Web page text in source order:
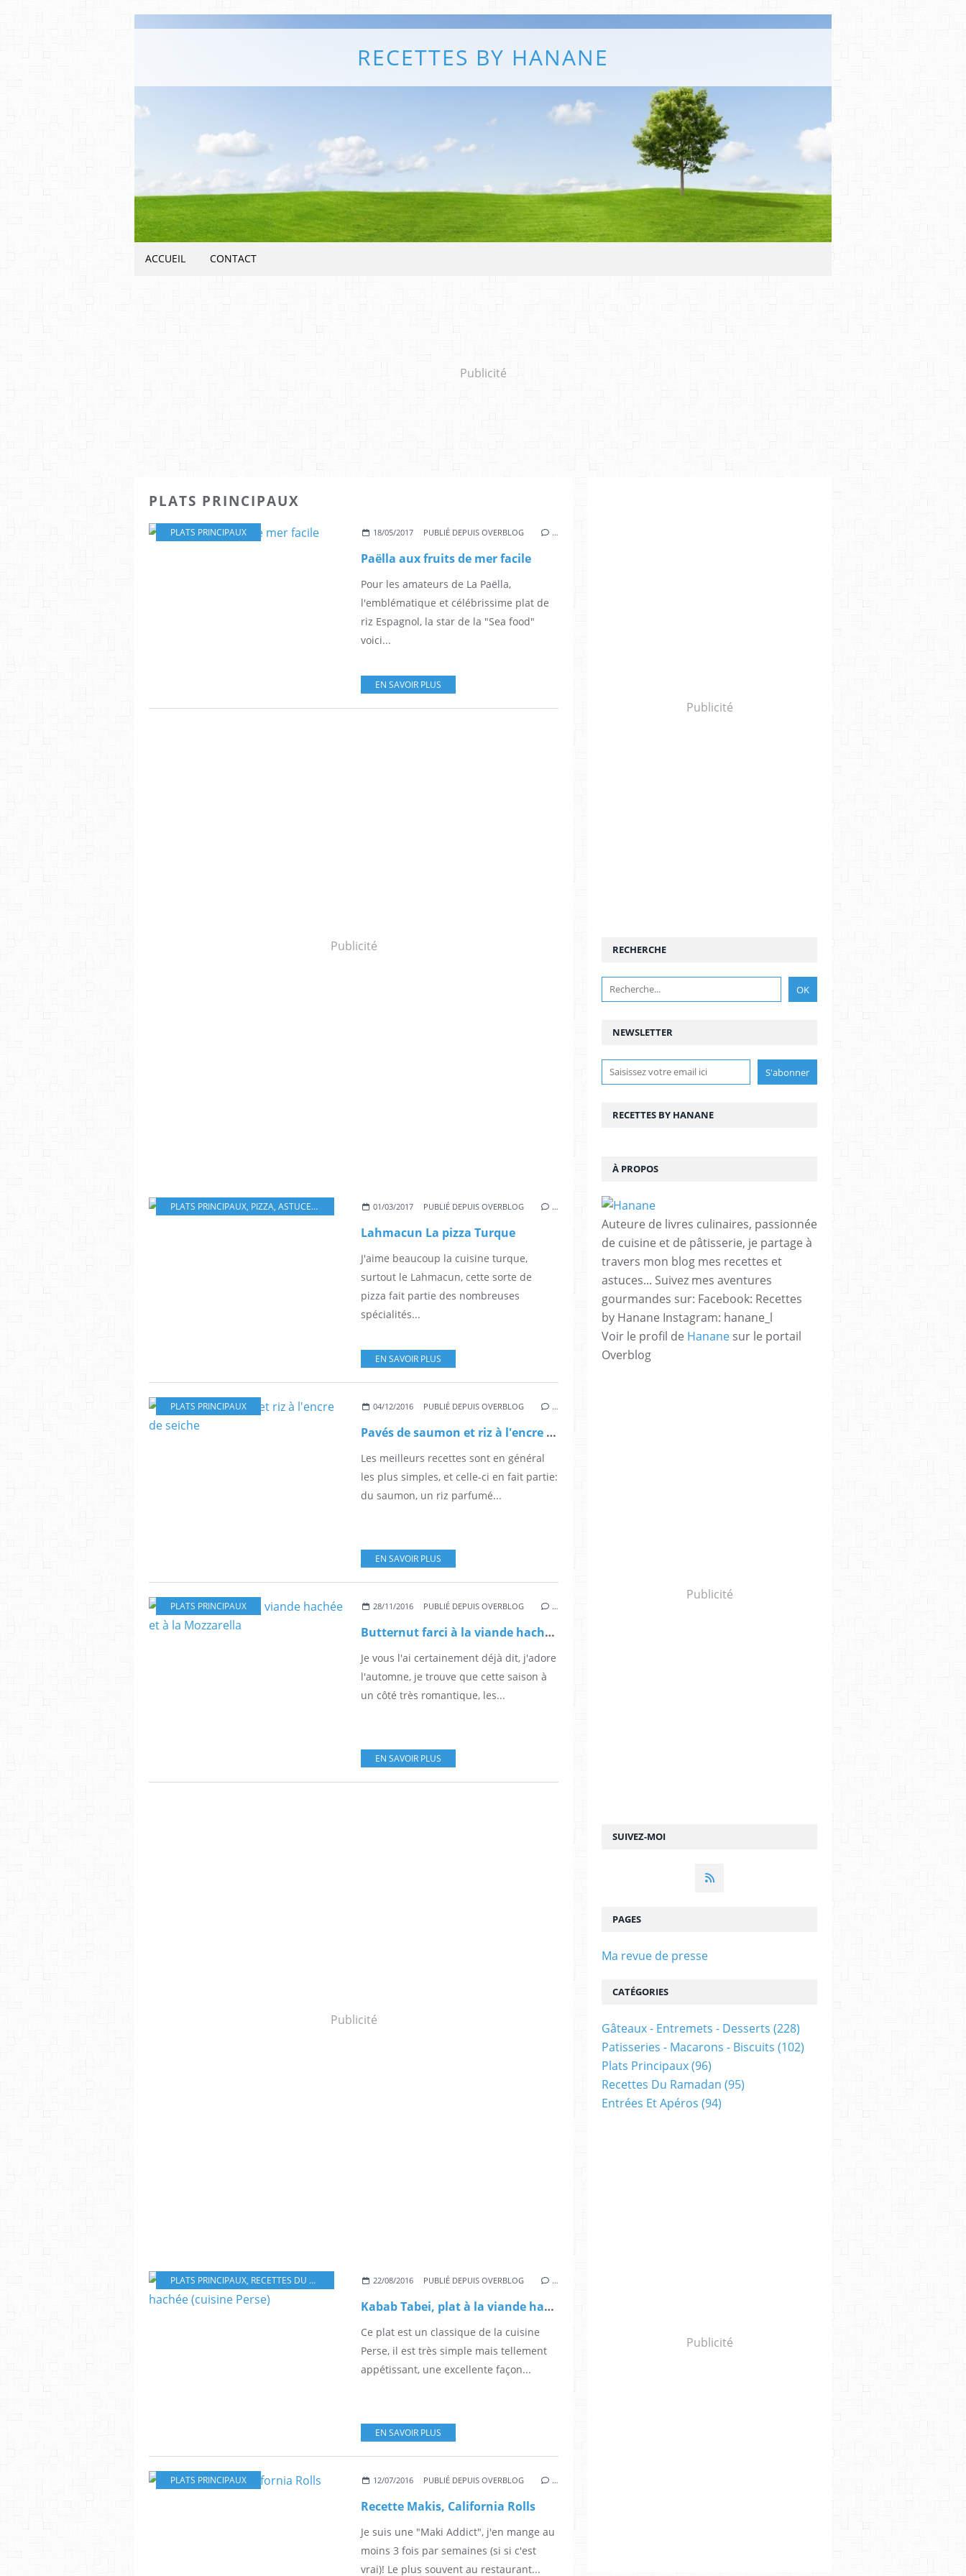
RECETTES BY HANANE
ACCUEIL CONTACT
Publicité
PLATS PRINCIPAUX
PLATS PRINCIPAUX 18/05/2017 PUBLIÉ DEPUIS OVERBLOG …
Paëlla aux fruits de mer facile
Pour les amateurs de La Paëlla,
l'emblématique et célébrissime plat de
riz Espagnol, la star de la "Sea food"
voici...
EN SAVOIR PLUS
Publicité
PLATS PRINCIPAUX, PIZZA, ASTUCES BEAUTÉ RECETTES DU RAMADAN
01/03/2017 PUBLIÉ DEPUIS OVERBLOG …
Lahmacun La pizza Turque
J'aime beaucoup la cuisine turque,
surtout le Lahmacun, cette sorte de
pizza fait partie des nombreuses
spécialités...
EN SAVOIR PLUS
PLATS PRINCIPAUX 04/12/2016 PUBLIÉ DEPUIS OVERBLOG …
Pavés de saumon et riz à l'encre de seiche
Les meilleurs recettes sont en général
les plus simples, et celle-ci en fait partie:
du saumon, un riz parfumé...
EN SAVOIR PLUS
PLATS PRINCIPAUX 28/11/2016 PUBLIÉ DEPUIS OVERBLOG …
Butternut farci à la viande hachée et à la Mozzarella
Je vous l'ai certainement déjà dit, j'adore
l'automne, je trouve que cette saison à
un côté très romantique, les...
EN SAVOIR PLUS
Publicité
PLATS PRINCIPAUX, RECETTES DU RAMADAN 22/08/2016 PUBLIÉ DEPUIS OVERBLOG …
Kabab Tabei, plat à la viande hachée (cuisine Perse)
Ce plat est un classique de la cuisine
Perse, il est très simple mais tellement
appétissant, une excellente façon...
EN SAVOIR PLUS
PLATS PRINCIPAUX 12/07/2016 PUBLIÉ DEPUIS OVERBLOG …
Recette Makis, California Rolls
Je suis une "Maki Addict", j'en mange au
moins 3 fois par semaines (si si c'est
vrai)! Le plus souvent au restaurant...
Publicité
NEWSLETTER
SUIVEZ-MOI
RECHERCHE
RECETTES BY HANANE
À PROPOS
Auteure de livres culinaires, passionnée
de cuisine et de pâtisserie, je partage à
travers mon blog mes recettes et
astuces... Suivez mes aventures
gourmandes sur: Facebook: Recettes
by Hanane Instagram: hanane_l
Voir le profil de Hanane sur le portail
Overblog
Publicité
PAGES
Ma revue de presse
CATÉGORIES
Gâteaux - Entremets - Desserts (228)
Patisseries - Macarons - Biscuits (102)
Plats Principaux(96)
Recettes Du Ramadan (95)
Entrées Et Apéros (94)
Publicité